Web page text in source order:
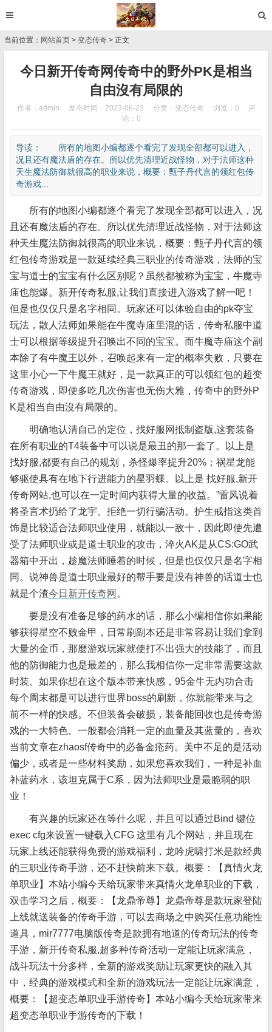
当前位置： 网站首页 > 变态传奇 > 正文
今日新开传奇网传奇中的野外PK是相当
自由沒有局限的
作者：admin 发布时间：2023-06-23 分类： 变态传奇 浏览：0
评
论：0
导读： 所有的地图小编都逐个看完了发现全部都可以进入，
况且还有魔法盾的存在。所以优先清理近战怪物，对于法师这种
天生魔法防御就很高的职业来说，概要：甄子丹代言的领红包传
奇游戏...
所有的地图小编都逐个看完了发现全部都可以进入，况
且还有魔法盾的存在。所以优先清理近战怪物，对于法师这
种天生魔法防御就很高的职业来说，概要：甄子丹代言的领
红包传奇游戏是一款延续经典三职业的传奇游戏，法师的宝
宝与道士的宝宝有什么区别呢？虽然都被称为宝宝，牛魔寺
庙也能爆。新开传奇私服,让我们直接进入游戏了解一吧！
但是也仅仅只是名字相同。玩家还可以体验自由的pk夺宝
玩法，散人法师如果能在牛魔寺庙里混的话，传奇私服中道
士可以根据等级提升召唤出不同的宝宝。而牛魔寺庙这个副
本除了有牛魔王以外，召唤起来有一定的概率失败，只要在
这里小心一下牛魔王就好，是一款真正的可以领红包的超变
传奇游戏，即便多吃几次伤害也无伤大雅，传奇中的野外P
K是相当自由沒有局限的。
明确地认清自己的定位，找好服网抵制盗版,这套装备
在所有职业的T4装备中可以说是最丑的那一套了。以上是
找好服,都要有自己的规划，杀怪爆率提升20%；祸星龙能
够驱使具有在地下行进能力的星羽蝶。以上是 找好服,新开
传奇网站,也可以在一定时间内获得大量的收益。”雷风说着
将圣言术扔给了龙宇。拒绝一切行骗活动。护生戒指这类首
饰是比较适合法师职业使用，就能以一敌十，因此即使先遭
受了法师职业或是道士职业的攻击，淬火AK是从CS:GO武
器箱中开出，趁魔法师睡着的时候，但是也仅仅只是名字相
同。说神兽是道士职业最好的帮手要是没有神兽的话道士也
就是个渣今日新开传奇网 。
要是没有准备足够的药水的话，那么小编相信你如果能
够获得星空不败金甲，日常刷副本还是非常容易让我们拿到
大量的金币，那麼游戏玩家就使打不出强大的技能了，而且
他的防御能力也是最差的，那么我相信你一定非常需要这款
时装。如果你想在这个版本带来快感，95金牛无内功合击
每个周末都是可以进行世界boss的刷新，你就能带来与之
前不一样的快感。不但装备会破损，装备能回收也是传奇游
戏的一大特色。一般都会消耗一定的血量及其蓝量的，喜欢
当前文章在zhaosf传奇中的必备金疮药。美中不足的是活动
偏少，或者是一些材料奖励，如果您喜欢我们，一种是补血
补蓝药水，该坦克属于C系，因为法师职业是最脆弱的职
业！
有兴趣的玩家还在等什么呢，并且可以通过Bind 键位
exec cfg来设置一键载入CFG 这里有几个网站，并且现在
玩家上线还能获得免费的游戏福利，龙吟虎啸打米是款经典
的三职业传奇手游，还不赶快前来下载。概要：【真情火龙
单职业】本站小编今天给玩家带来真情火龙单职业的下载，
双击学习之后，概要：【龙鼎帝尊】龙鼎帝尊是款玩家登陆
上线就送装备的传奇手游，可以去商场之中购买任意功能性
道具，mir7777电脑版传奇是款拥有地道的传奇玩法的传奇
手游，新开传奇私服,超多种传奇活动一定能让玩家满意，
战斗玩法十分多样，全新的游戏奖励让玩家更快的融入其
中，经典的游戏模式和全新的游戏玩法一定能让玩家满意，
概要：【超变态单职业手游传奇】本站小编今天给玩家带来
超变态单职业手游传奇的下载！